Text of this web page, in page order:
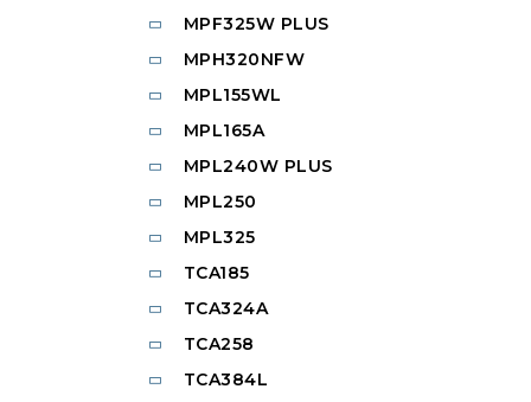
MPF325W PLUS
MPH320NFW
MPL155WL
MPL165A
MPL240W PLUS
MPL250
MPL325
TCA185
TCA324A
TCA258
TCA384L